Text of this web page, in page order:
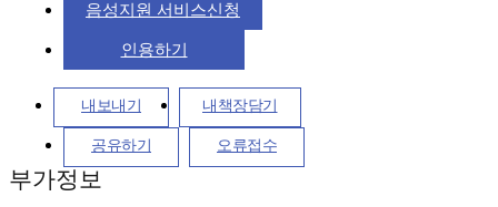
음성지원 서비스신청
인용하기
내보내기 내책장담기
공유하기 오류접수
부가정보